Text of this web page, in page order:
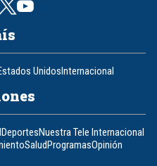
UnidosInternacional
DeportesNuestra Tele Internacional
SaludProgramasOpinión